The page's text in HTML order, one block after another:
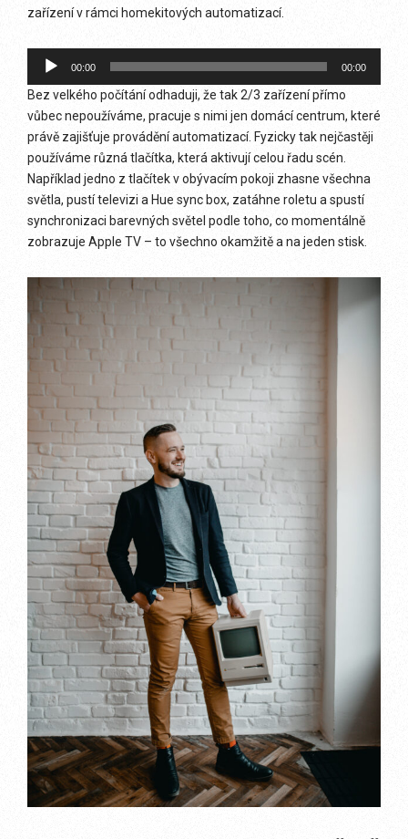
zařízení v rámci homekitových automatizací.
Audio
00:00 00:00
Bez velkého počítání odhaduji, že tak 2/3 zařízení přímo
vůbec nepoužíváme, pracuje s nimi jen domácí centrum, které
právě zajišťuje provádění automatizací. Fyzicky tak nejčastěji
používáme různá tlačítka, která aktivují celou řadu scén.
Například jedno z tlačítek v obývacím pokoji zhasne všechna
světla, pustí televizi a Hue sync box, zatáhne roletu a spustí
synchronizaci barevných světel podle toho, co momentálně
zobrazuje Apple TV – to všechno okamžitě a na jeden stisk.